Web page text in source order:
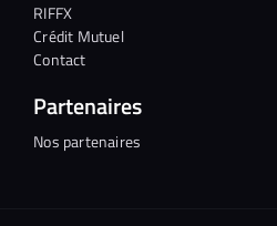
RIFFX
Crédit Mutuel
Contact
Partenaires
Nos partenaires